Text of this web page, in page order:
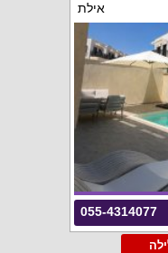
אילת
055-4314077
ללילה